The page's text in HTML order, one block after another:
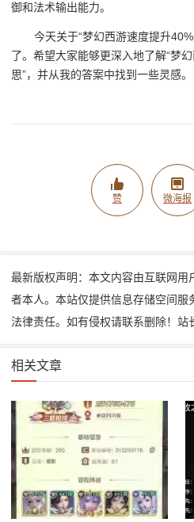
御和法术输出能力。
今天关于“梦幻西游速度提升
了。希望大家能够更深入地了解“梦
思”，并从我的答案中找到一些灵感。
赞 微海报
最新版权声明：本文内容由互联网
者本人。本站仅提供信息存储空间服
法律责任。如有侵权请联系删除！
相关文章